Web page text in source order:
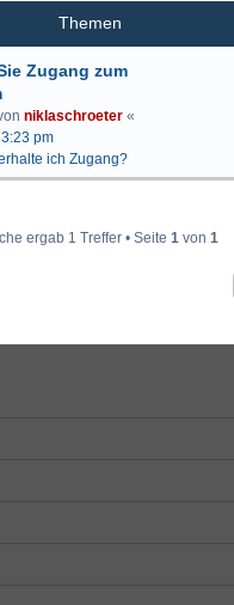
Themen
Zugang zum
niklaschroeter «
pm
ich Zugang?
ergab 1 Treffer • Seite 1von 1